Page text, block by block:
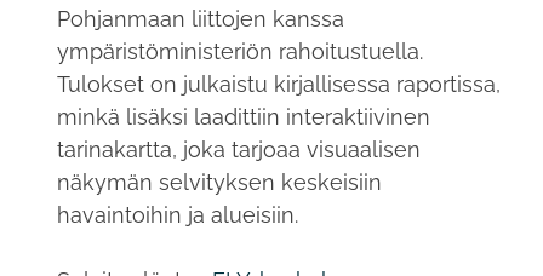
Pohjanmaan liittojen kanssa
ympäristöministeriön rahoitustuella.
Tulokset on julkaistu kirjallisessa raportissa,
minkä lisäksi laadittiin interaktiivinen
tarinakartta, joka tarjoaa visuaalisen
näkymän selvityksen keskeisiin
havaintoihin ja alueisiin.